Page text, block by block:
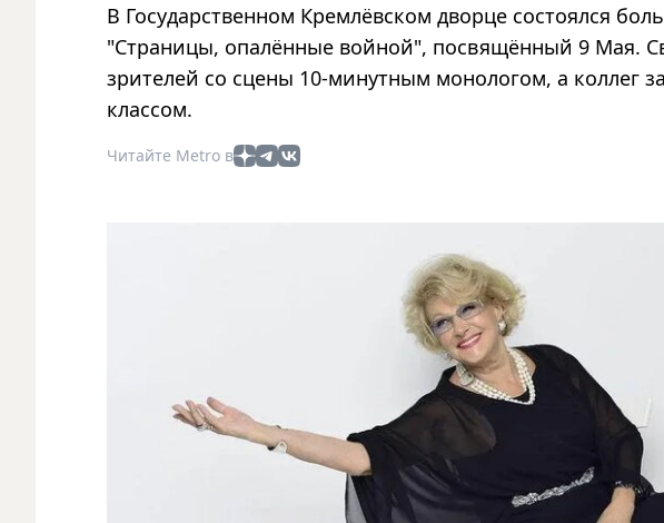
В Государственном Кремлёвском дворце состоялся
"Страницы, опалённые войной", посвящённый 9 Мая.
зрителей со сцены 10-минутным монологом, а коллег
классом.
Читайте Metro в